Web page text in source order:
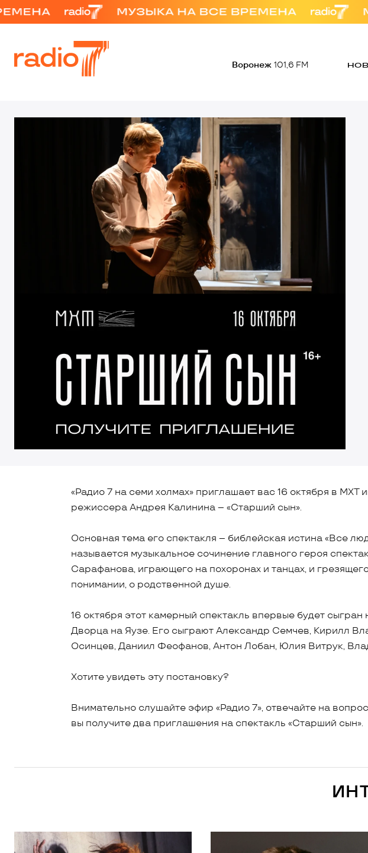
Воронеж 101,6 FM
«Радио 7 на семи холмах» приглашает вас 16 октября в МХТ
режиссера Андрея Калинина – «Старший сын».
Основная тема его спектакля – библейская истина «Все
называется музыкальное сочинение главного героя
Сарафанова, играющего на похоронах и танцах, и
понимании, о родственной душе.
16 октября этот камерный спектакль впервые будет
Дворца на Яузе. Его сыграют Александр Семчев, Кирилл
Осинцев, Даниил Феофанов, Антон Лобан, Юлия Витрук,
Хотите увидеть эту постановку?
Внимательно слушайте эфир «Радио 7», отвечайте на
вы получите два приглашения на спектакль «Старший сын».